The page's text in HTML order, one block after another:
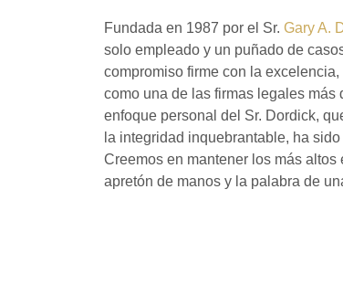
Fundada en 1987 por el Sr. Gary A.
solo empleado y un puñado de
compromiso firme con la
como una de las firmas legales más
enfoque personal del Sr. Dordick,
la integridad inquebrantable, ha
Creemos en mantener los más
apretón de manos y la palabra de